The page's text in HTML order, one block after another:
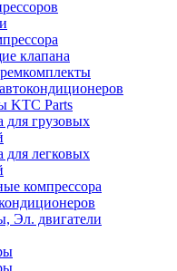
клапана
KTC Parts
для грузовых
для легковых
компрессора
Эл. двигатели